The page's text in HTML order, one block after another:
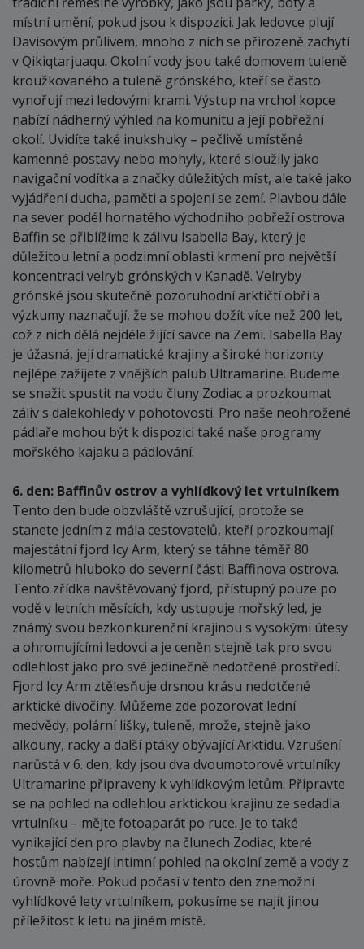
místní umění, pokud jsou k dispozici. Jak ledovce plují
Davisovým průlivem, mnoho z nich se přirozeně zachytí
v Qikiqtarjuaqu. Okolní vody jsou také domovem tuleně
kroužkovaného a tuleně grónského, kteří se často
vynořují mezi ledovými krami. Výstup na vrchol kopce
nabízí nádherný výhled na komunitu a její pobřežní
okolí. Uvidíte také inukshuky – pečlivě umístěné
kamenné postavy nebo mohyly, které sloužily jako
navigační vodítka a značky důležitých míst, ale také jako
vyjádření ducha, paměti a spojení se zemí. Plavbou dále
na sever podél hornatého východního pobřeží ostrova
Baffin se přiblížíme k zálivu Isabella Bay, který je
důležitou letní a podzimní oblasti krmení pro největší
koncentraci velryb grónských v Kanadě. Velryby
grónské jsou skutečně pozoruhodní arktičtí obři a
výzkumy naznačují, že se mohou dožít více než 200 let,
což z nich dělá nejdéle žijící savce na Zemi. Isabella Bay
je úžasná, její dramatické krajiny a široké horizonty
nejlépe zažijete z vnějších palub Ultramarine. Budeme
se snažit spustit na vodu čluny Zodiac a prozkoumat
záliv s dalekohledy v pohotovosti. Pro naše neohrožené
pádlaře mohou být k dispozici také naše programy
mořského kajaku a pádlování.
6. den: Baffinův ostrov a vyhlídkový let vrtulníkem
Tento den bude obzvláště vzrušující, protože se
stanete jedním z mála cestovatelů, kteří prozkoumají
majestátní fjord Icy Arm, který se táhne téměř 80
kilometrů hluboko do severní části Baffinova ostrova.
Tento zřídka navštěvovaný fjord, přístupný pouze po
vodě v letních měsících, kdy ustupuje mořský led, je
známý svou bezkonkurenční krajinou s vysokými útesy
a ohromujícími ledovci a je ceněn stejně tak pro svou
odlehlost jako pro své jedinečně nedotčené prostředí.
Fjord Icy Arm ztělesňuje drsnou krásu nedotčené
arktické divočiny. Můžeme zde pozorovat lední
medvědy, polární lišky, tuleně, mrože, stejně jako
alkouny, racky a další ptáky obývající Arktidu. Vzrušení
narůstá v 6. den, kdy jsou dva dvoumotorové vrtulníky
Ultramarine připraveny k vyhlídkovým letům. Připravte
se na pohled na odlehlou arktickou krajinu ze sedadla
vrtulníku – mějte fotoaparát po ruce. Je to také
vynikající den pro plavby na člunech Zodiac, které
hostům nabízejí intimní pohled na okolní země a vody z
úrovně moře. Pokud počasí v tento den znemožní
vyhlídkové lety vrtulníkem, pokusíme se najít jinou
příležitost k letu na jiném místě.